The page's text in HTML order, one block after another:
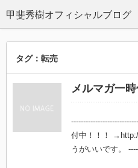
タグ：転売
メルマガ一
付中！！！
うがいいです。